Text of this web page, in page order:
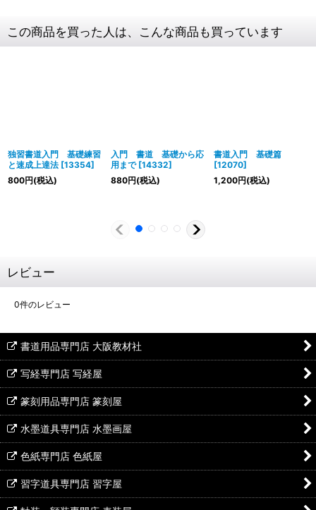
この商品を買った人は、こんな商品も買っています
独習書道入門 基礎練習
と速成上達法 [13354]
800円(税込)
入門 書道 基礎から応
用まで [14332]
880円(税込)
書道入門 基礎篇
[12070]
1,200円(税込)
レビュー
0件のレビュー
書道用品専門店 大阪教材社
写経専門店 写経屋
篆刻用品専門店 篆刻屋
水墨道具専門店 水墨画屋
色紙専門店 色紙屋
習字道具専門店 習字屋